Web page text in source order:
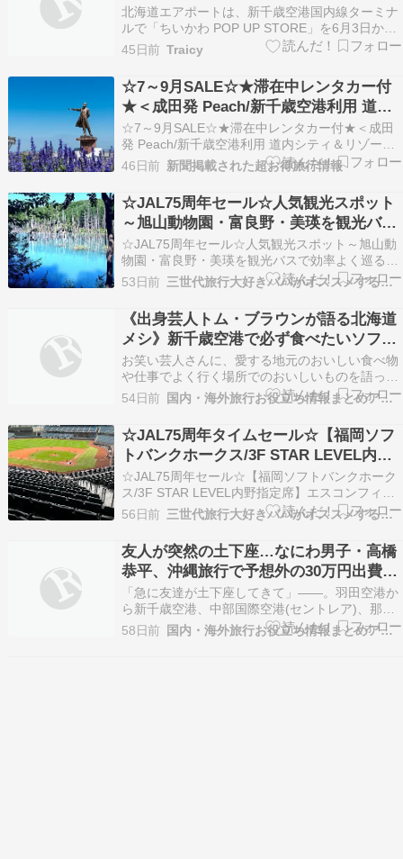
北海道エアポートは、新千歳空港国内線ターミナ
ルで「ちいかわ POP UP STORE」を6月3日から
30日まで営業する。 キーホルダーやぬいぐる
み、文具など「ちいかわ」公式グッズを取り扱
う。1会計につきステッカーを1枚プ […] 投稿 新
千歳空港に「ちいかわ POP UP ST…
45日前 Traicy
☆7～9月SALE☆★滞在中レンタカー付
★＜成田発 Peach/新千歳空港利用 道内
シティ＆リゾートホテル・温泉宿＞北海
道2日間
☆7～9月SALE☆★滞在中レンタカー付★＜成田
発 Peach/新千歳空港利用 道内シティ＆リゾート
ホテル・温泉宿＞北海道2日間 ☆7～9月SALE☆
＜成田発 Peach/新千歳空港利用 道内シティ＆リ
ゾートホテル・温泉宿 組み合わせ自由＞北海道2
日間 設定期間2026年7月1日…
46日前 新聞掲載された超お得旅行情報
☆JAL75周年セール☆人気観光スポット
～旭山動物園・富良野・美瑛を観光バス
で効率よく巡る～北海道3日間
☆JAL75周年セール☆人気観光スポット～旭山動
物園・富良野・美瑛を観光バスで効率よく巡る～
北海道3日間 ☆JAL75周年セール☆人気観光スポ
ット～旭山動物園・富良野・美瑛を観光バスで効
率よく巡る～北海道3日間 ▽ JAL75周年記念セー
ル開催▽ 日本航空は2026年に創立75周…
53日前 三世代旅行大好きババがオススメする家族旅行
《出身芸人トム・ブラウンが語る北海道
メシ》新千歳空港で必ず食べたいソフト
クリームや“甘いお赤飯”、セイコーマー
トもパトロール！
お笑い芸人さんに、愛する地元のおいしい食べ物
や仕事でよく行く場所でのおいしいものを語って
もらう不定期連載「芸人ソウルフード」。 第7回
に登場いただくのは、ト… Source: CREA Travel
54日前 国内・海外旅行お役立ち情報まとめアンテナサイト
☆JAL75周年タイムセール☆【福岡ソフ
トバンクホークス/3F STAR LEVEL内野
指定席】エスコンフィールドHOKKAIDO
で野球観戦 北海道3日間
☆JAL75周年セール☆【福岡ソフトバンクホーク
ス/3F STAR LEVEL内野指定席】エスコンフィー
ルドHOKKAIDOで野球観戦 北海道3日間 ＜JAL/
新千歳空港利用＞北海道日本ハムファイターズ試
合を観戦！※行程2日目 ☆JAL75周年セール
☆【福岡ソフトバンクホークス/…
56日前 三世代旅行大好きババがオススメする家族旅行
友人が突然の土下座…なにわ男子・高橋
恭平、沖縄旅行で予想外の30万円出費
「払うしかないじゃ …
「急に友達が土下座してきて」――。羽田空港か
ら新千歳空港、中部国際空港(セントレア)、那覇
空港を巡る“空港グルメ女子旅”が放送された9日の
フジテレビ系 … Source: Googleアラート”旅行”
58日前 国内・海外旅行お役立ち情報まとめアンテナサイト